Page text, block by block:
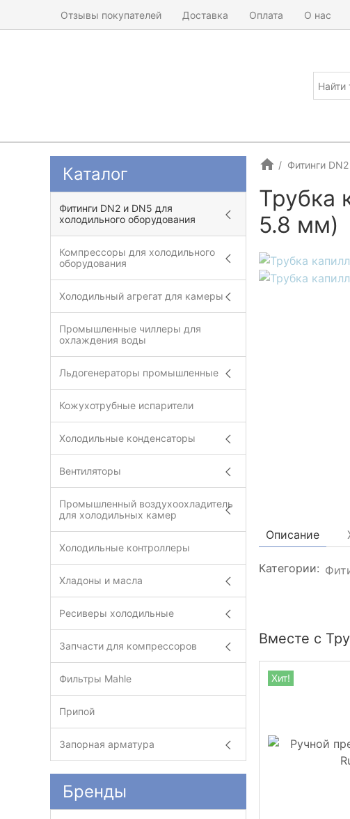
Отзывы покупателей Доставка Оплата О нас
Фитинги
Трубка
5.8 мм)
Описание
Категории:
Вместе с
Хит!
Каталог
Фитинги DN2 и DN5 для
холодильного оборудования
Компрессоры для холодильного
оборудования
Холодильный агрегат для камеры
Промышленные чиллеры для
охлаждения воды
Льдогенераторы промышленные
Кожухотрубные испарители
Холодильные конденсаторы
Вентиляторы
Промышленный воздухоохладитель
для холодильных камер
Холодильные контроллеры
Хладоны и масла
Ресиверы холодильные
Запчасти для компрессоров
Фильтры Mahle
Припой
Запорная арматура
Бренды